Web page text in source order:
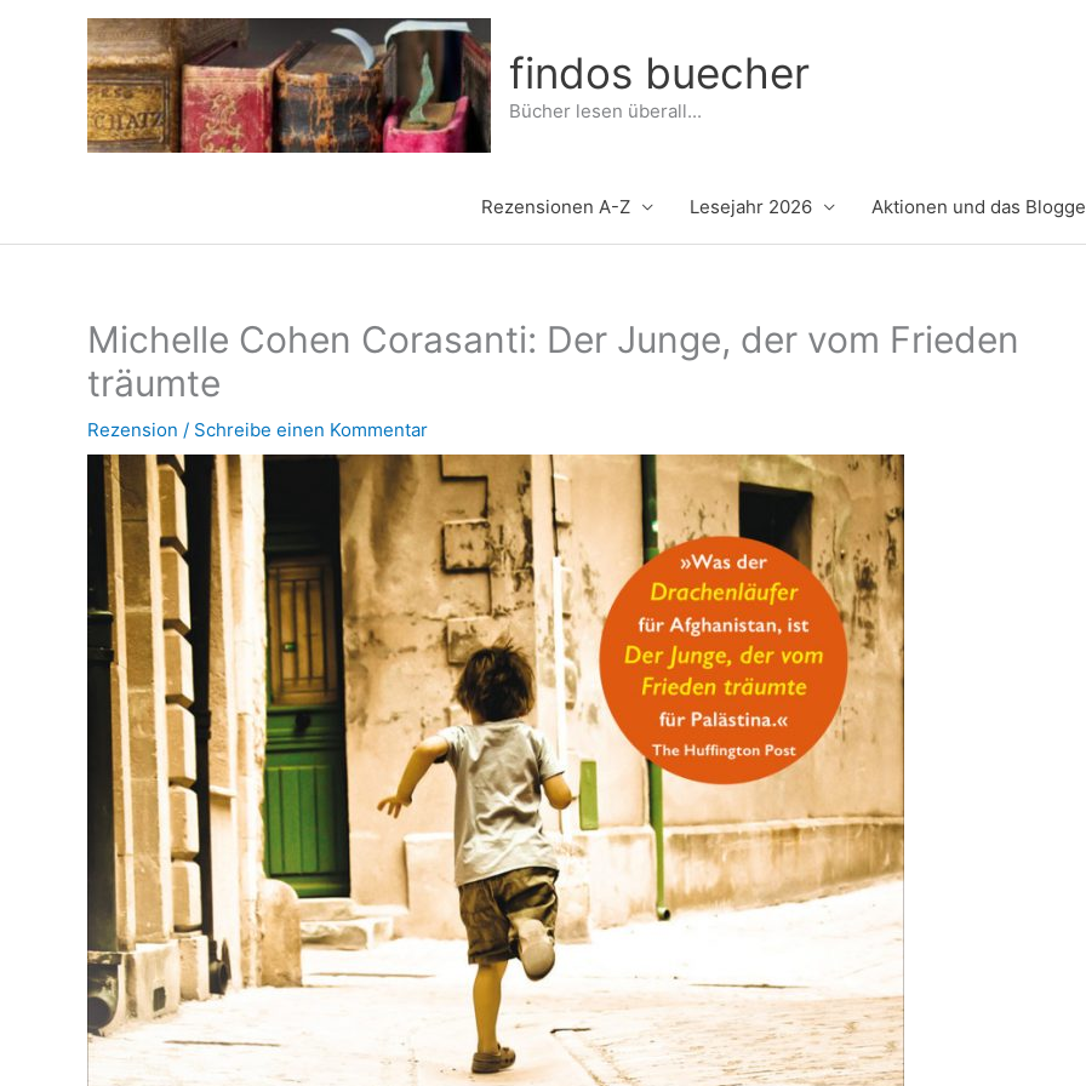
findos buecher
Bücher lesen überall...
Rezensionen A-Z Lesejahr 2026 Aktionen und das
Michelle Cohen Corasanti: Der Junge, der vom Frieden
träumte
Rezension / Schreibe einen Kommentar